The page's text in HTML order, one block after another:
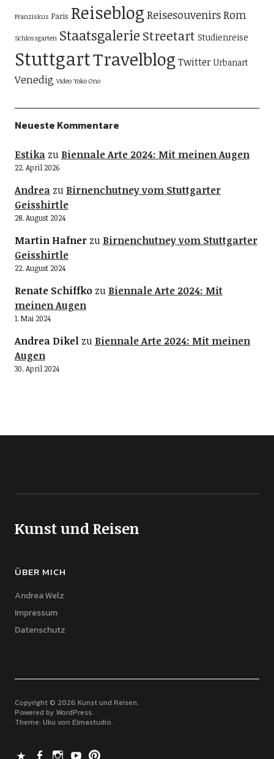
Franziskus Paris Reiseblog ReisesouvenirsRom
Schlossgarten Staatsgalerie Streetart Studienreise
StuttgartTravelblog Twitter Urbanart
Venedig Video Yoko Ono
Neueste Kommentare
Estikazu Biennale Arte 2024: Mit meinen Augen
22. April 2026
Andreazu Birnenchutney vom Stuttgarter
Geisshirtle
28. August 2024
Martin Hafnerzu Birnenchutney vom Stuttgarter
Geisshirtle
22. August 2024
Renate Schiffkozu Biennale Arte 2024: Mit
meinen Augen
1. Mai 2024
Andrea Dikelzu Biennale Arte 2024: Mit meinen
Augen
30. April 2024
Kunst und Reisen
ÜBER MICH
Andrea Welz
Impressum
Datenschutz
Copyright © 2026 Kunst und Reisen
Powered by WordPress
Theme: Uku von Elmastudio